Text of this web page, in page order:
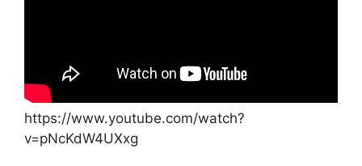
https://www.youtube.com/watch?
v=pNcKdW4UXxg